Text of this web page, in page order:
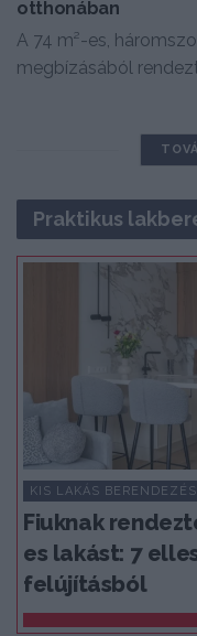
otthonában
A 74 m²-es,
megbízásából
Praktikus
KIS LAKÁS
Fiuknak
es lakást: 7
felújításból